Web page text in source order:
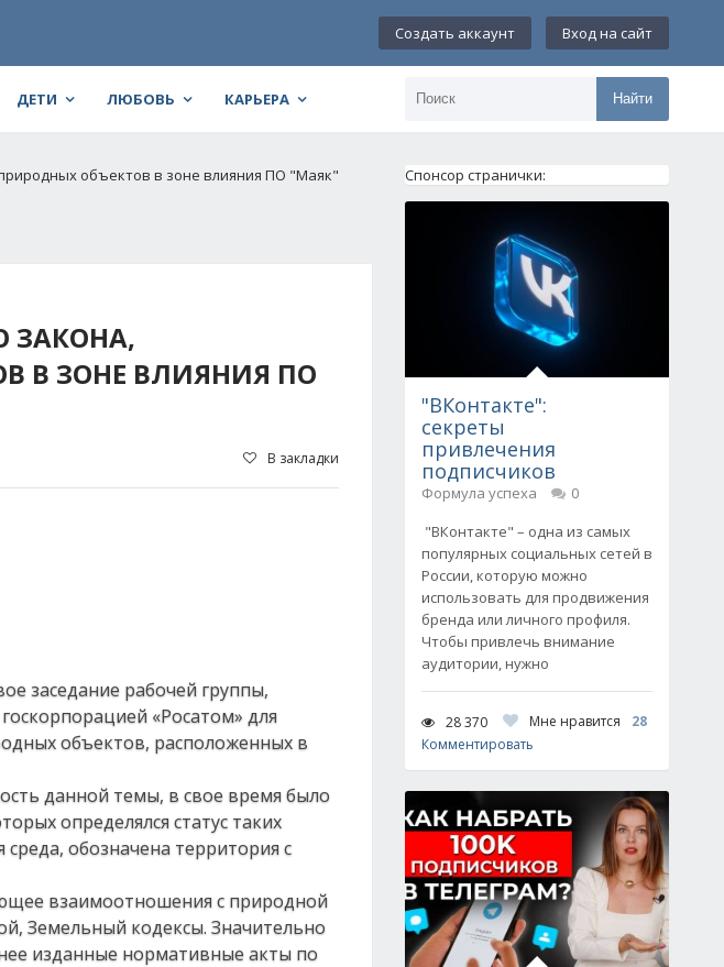
Создать аккаунт Вход на сайт
ДЕТИ ЛЮБОВЬ КАРЬЕРА Найти
объектов в зоне влияния ПО "Маяк"
ЗАКОНА,
В ЗОНЕ ВЛИЯНИЯ ПО
В закладки
заседание рабочей группы,
«Росатом» для
объектов, расположенных в
данной темы, в свое время было
определялся статус таких
обозначена территория с
взаимоотношения с природной
Земельный кодексы. Значительно
изданные нормативные акты по
Спонсор странички:
"ВКонтакте":
секреты
привлечения
подписчиков
Формула успеха
0
"ВКонтакте" – одна из самых
популярных социальных сетей в
России, которую можно
использовать для продвижения
бренда или личного профиля.
Чтобы привлечь внимание
аудитории, нужно
28 370 Мне нравится
28
Комментировать